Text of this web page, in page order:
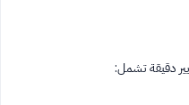
دقيقة تشمل: